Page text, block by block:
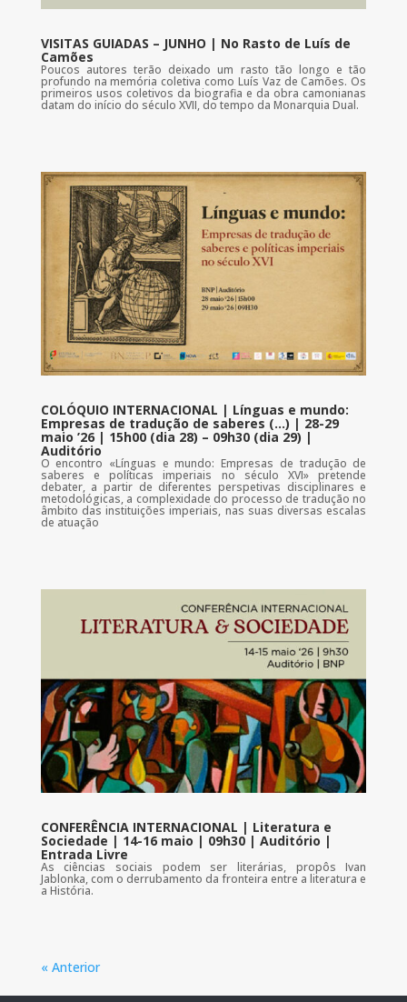
VISITAS GUIADAS – JUNHO | No Rasto de Luís de
Camões
Poucos autores terão deixado um rasto tão longo e tão
profundo na memória coletiva como Luís Vaz de Camões. Os
primeiros usos coletivos da biografia e da obra camonianas
datam do início do século XVII, do tempo da Monarquia Dual.
COLÓQUIO INTERNACIONAL | Línguas e mundo:
Empresas de tradução de saberes (…) | 28-29
maio ’26 | 15h00 (dia 28) – 09h30 (dia 29) |
Auditório
O encontro «Línguas e mundo: Empresas de tradução de
saberes e políticas imperiais no século XVI» pretende
debater, a partir de diferentes perspetivas disciplinares e
metodológicas, a complexidade do processo de tradução no
âmbito das instituições imperiais, nas suas diversas escalas
de atuação
CONFERÊNCIA INTERNACIONAL | Literatura e
Sociedade | 14-16 maio | 09h30 | Auditório |
Entrada Livre
As ciências sociais podem ser literárias, propôs Ivan
Jablonka, com o derrubamento da fronteira entre a literatura e
a História.
« Anterior